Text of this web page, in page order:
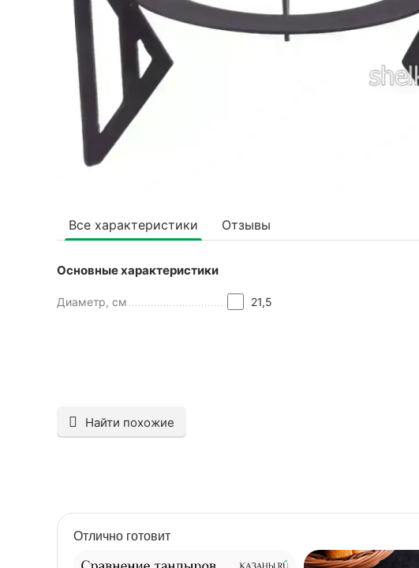
Все характеристики Отзывы
Основные характеристики
Диаметр, см 21,5
Найти похожие
Отлично готовит